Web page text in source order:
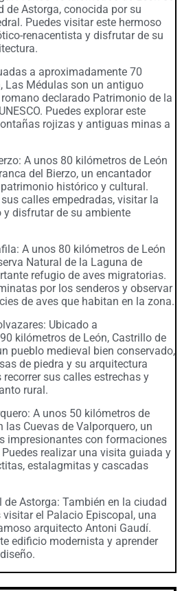
de Astorga, conocida por su
Puedes visitar este hermoso
renacentista y disfrutar de su
a aproximadamente 70
Las Médulas son un antiguo
declarado Patrimonio de la
Puedes explorar este
rojizas y antiguas minas a
A unos 80 kilómetros de León
del Bierzo, un encantador
histórico y cultural.
calles empedradas, visitar la
y disfrutar de su ambiente
A unos 80 kilómetros de León
Natural de la Laguna de
refugio de aves migratorias.
por los senderos y observar
de aves que habitan en la zona.
Ubicado a
kilómetros de León, Castrillo de
pueblo medieval bien conservado,
de piedra y su arquitectura
sus calles estrechas y
rural.
A unos 50 kilómetros de
las Cuevas de Valporquero, un
impresionantes con formaciones
realizar una visita guiada y
estalagmitas y cascadas
de Astorga: También en la ciudad
visitar el Palacio Episcopal, una
arquitecto Antoni Gaudí.
edificio modernista y aprender